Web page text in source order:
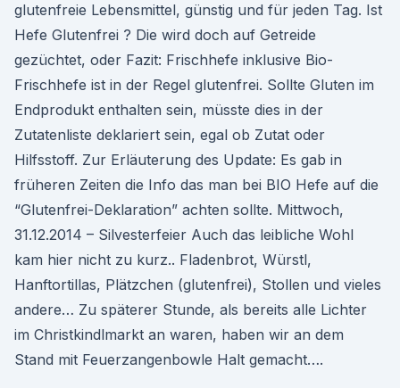
glutenfreie Lebensmittel, günstig und für jeden Tag. Ist
Hefe Glutenfrei ? Die wird doch auf Getreide
gezüchtet, oder Fazit: Frischhefe inklusive Bio-
Frischhefe ist in der Regel glutenfrei. Sollte Gluten im
Endprodukt enthalten sein, müsste dies in der
Zutatenliste deklariert sein, egal ob Zutat oder
Hilfsstoff. Zur Erläuterung des Update: Es gab in
früheren Zeiten die Info das man bei BIO Hefe auf die
“Glutenfrei-Deklaration” achten sollte. Mittwoch,
31.12.2014 – Silvesterfeier Auch das leibliche Wohl
kam hier nicht zu kurz.. Fladenbrot, Würstl,
Hanftortillas, Plätzchen (glutenfrei), Stollen und vieles
andere… Zu späterer Stunde, als bereits alle Lichter
im Christkindlmarkt an waren, haben wir an dem
Stand mit Feuerzangenbowle Halt gemacht….